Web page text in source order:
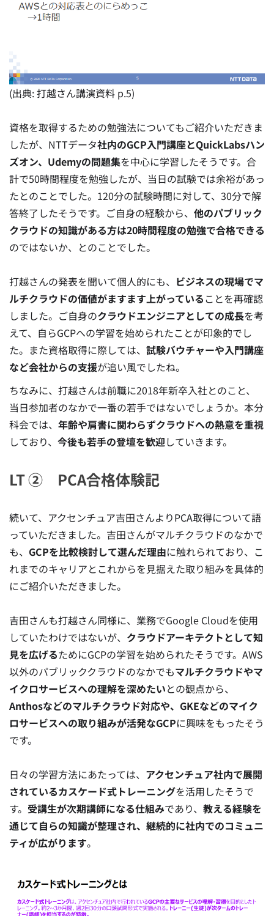
(出典: 打越さん講演資料 p.5)
資格を取得するための勉強法についてもご紹介いただきま
したが、NTTデータ社内のGCP入門講座とQuickLabsハン
ズオン、Udemyの問題集を中心に学習したそうです。合
計で50時間程度を勉強したが、当日の試験では余裕があっ
たとのことでした。120分の試験時間に対して、30分で解
答終了したそうです。ご自身の経験から、 他のパブリック
クラウドの知識がある方は20時間程度の勉強で合格できる
のではないか、とのことでした。
打越さんの発表を聞いて個人的にも、 ビジネスの現場でマ
ルチクラウドの価値がますます上がっていることを再確認
しました。ご自身のクラウドエンジニアとしての成長を考
えて、自らGCPへの学習を始められたことが印象的でし
た。また資格取得に際しては、 試験バウチャーや入門講座
など会社からの支援が追い風でしたね。
ちなみに、打越さんは前職に2018年新卒入社とのこと、
当日参加者のなかで一番の若手ではないでしょうか。本分
科会では、 年齢や肩書に関わらずクラウドへの熱意を重視
しており、 今後も若手の登壇を歓迎していきます。
LT ② PCA合格体験記
続いて、アクセンチュア吉田さんよりPCA取得について語
っていただきました。吉田さんがマルチクラウドのなかで
も、 GCPを比較検討して選んだ理由に触れられており、こ
れまでのキャリアとこれからを見据えた取り組みを具体的
にご紹介いただきました。
吉田さんも打越さん同様に、業務でGoogle Cloudを使用
していたわけではないが、 クラウドアーキテクトとして知
見を広げるためにGCPの学習を始められたそうです。AWS
以外のパブリッククラウドのなかでもマルチクラウドやマ
イクロサービスへの理解を深めたいとの観点から、
Anthosなどのマルチクラウド対応や、GKEなどのマイク
ロサービスへの取り組みが活発なGCPに興味をもったそう
です。
日々の学習方法にあたっては、 アクセンチュア社内で展開
されているカスケード式トレーニングを活用したそうで
す。 受講生が次期講師になる仕組みであり、 教える経験を
通じて自らの知識が整理され、継続的に社内でのコミュニ
ティが広がります。